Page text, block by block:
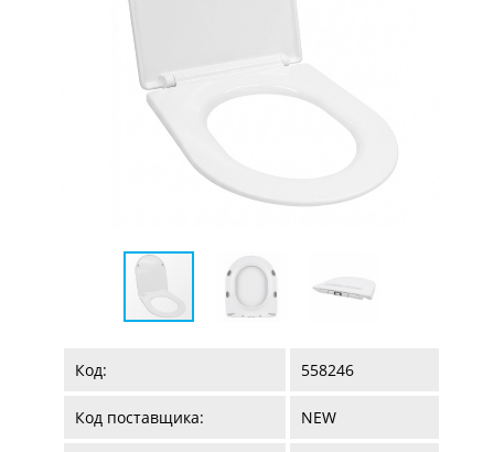
Код: 558246
Код поставщика: NEW